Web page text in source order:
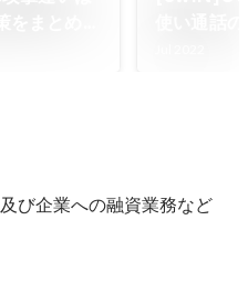
び企業への融資業務など